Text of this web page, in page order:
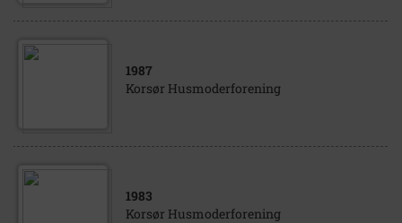
1987
Korsør Husmoderforening
1983
Korsør Husmoderforening